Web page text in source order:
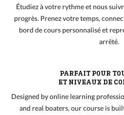
Étudiez à votre rythme et nous
progrès. Prenez votre temps,
bord de cours personnalisé et
arrêté.
PARFAIT POUR
ET NIVEAUX DE
Designed by online learning
and real boaters, our course is